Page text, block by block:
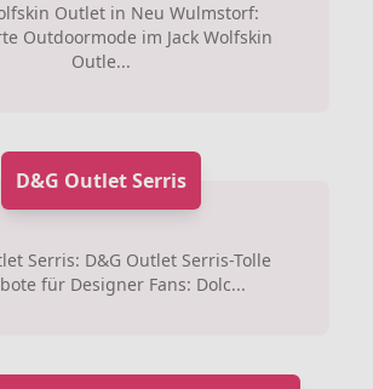
Outlet in Neu Wulmstorf:
Outdoormode im Jack Wolfskin
Outle...
D&G Outlet Serris
Serris: D&G Outlet Serris-Tolle
für Designer Fans: Dolc...